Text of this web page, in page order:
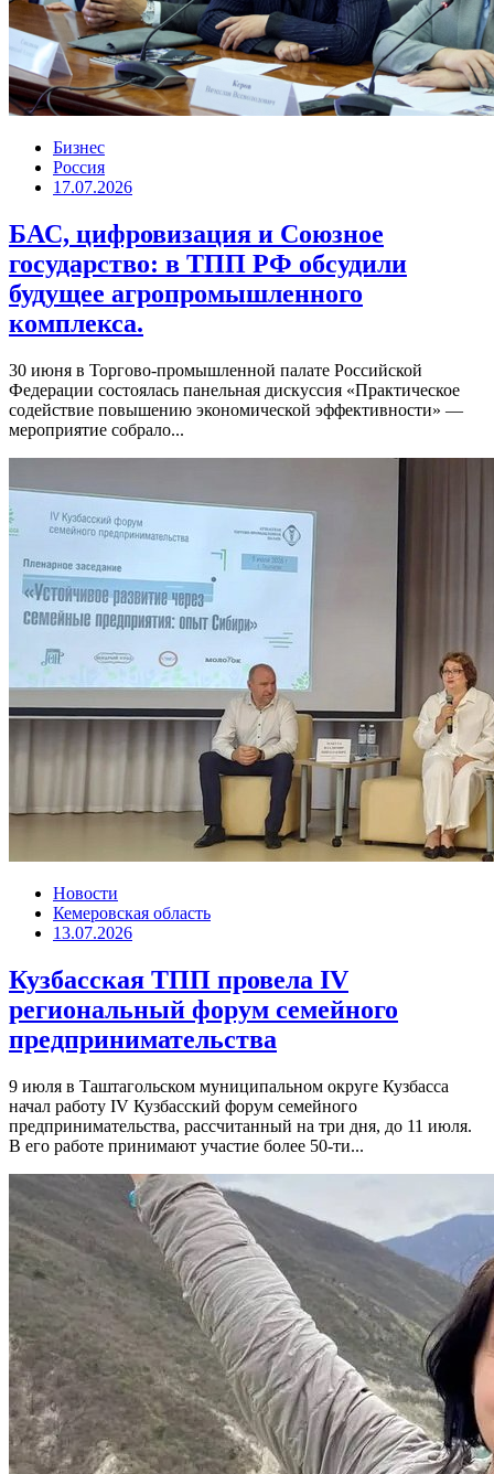
Бизнес
Россия
17.07.2026
БАС, цифровизация и Союзное
государство: в ТПП РФ обсудили
будущее агропромышленного
комплекса.
30 июня в Торгово-промышленной палате Российской
Федерации состоялась панельная дискуссия «Практическое
содействие повышению экономической эффективности» —
мероприятие собрало...
Новости
Кемеровская область
13.07.2026
Кузбасская ТПП провела IV
региональный форум семейного
предпринимательства
9 июля в Таштагольском муниципальном округе Кузбасса
начал работу IV Кузбасский форум семейного
предпринимательства, рассчитанный на три дня, до 11 июля.
В его работе принимают участие более 50-ти...